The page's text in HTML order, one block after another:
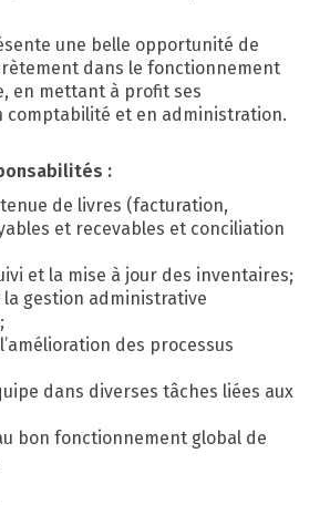
une belle opportunité de
dans le fonctionnement
en mettant à profit ses
comptabilité et en administration.
:
de livres (facturation,
et recevables et conciliation
et la mise à jour des inventaires;
la gestion administrative
des processus
dans diverses tâches liées aux
bon fonctionnement global de